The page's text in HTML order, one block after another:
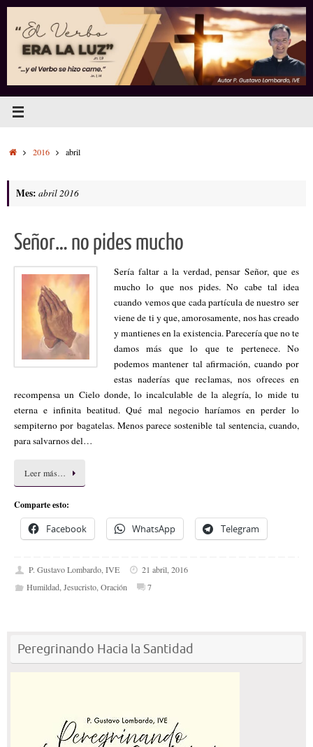
Saltar
contenido
Inicio2016 abril
Mes: abril 2016
Señor… no pides mucho
Sería faltar a la verdad, pensar Señor, que es
mucho lo que nos pides. No cabe tal idea
cuando vemos que cada partícula de nuestro ser
viene de ti y que, amorosamente, nos has creado
y mantienes en la existencia. Parecería que no te
damos más que lo que te pertenece. No
podemos mantener tal afirmación, cuando por
estas naderías que reclamas, nos ofreces en
recompensa un Cielo donde, lo incalculable de la alegría, lo mide tu
eterna e infinita beatitud. Qué mal negocio haríamos en perder lo
sempiterno por bagatelas. Menos parece sostenible tal sentencia, cuando,
para salvarnos del…
Leer más…
Comparte esto:
Facebook WhatsApp Telegram
P. Gustavo Lombardo, IVE
21 abril, 2016
Humildad,Jesucristo,Oración 7
Peregrinando Hacia la Santidad